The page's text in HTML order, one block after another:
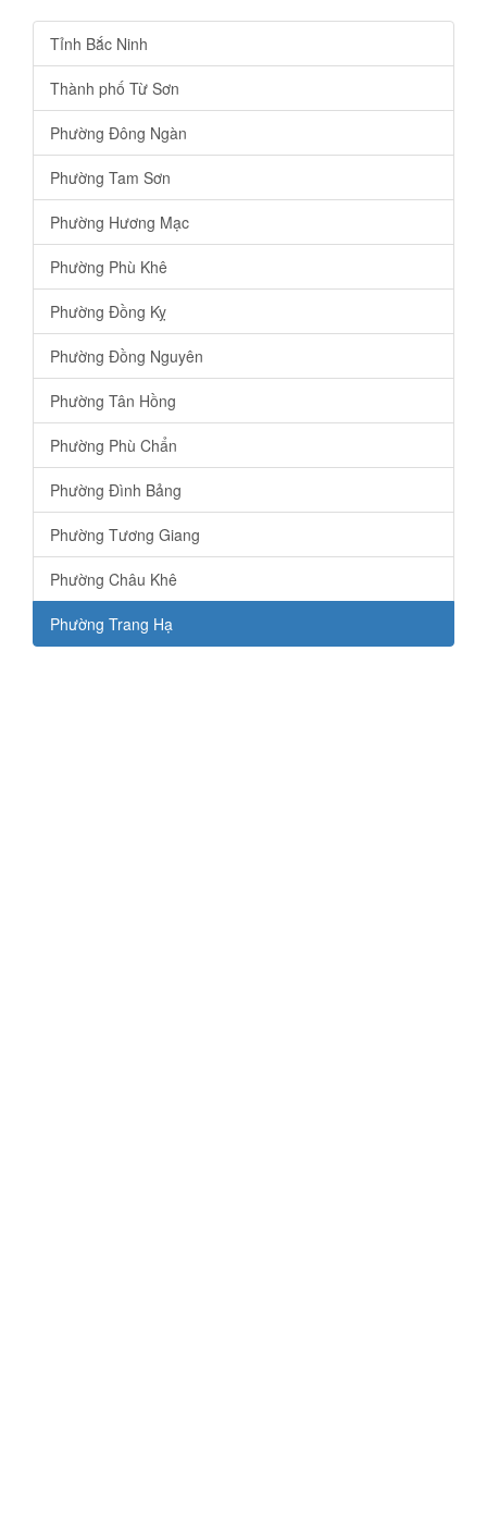
Tỉnh Bắc Ninh
Thành phố Từ Sơn
Phường Đông Ngàn
Phường Tam Sơn
Phường Hương Mạc
Phường Phù Khê
Phường Đồng Kỵ
Phường Đồng Nguyên
Phường Tân Hồng
Phường Phù Chẩn
Phường Đình Bảng
Phường Tương Giang
Phường Châu Khê
Phường Trang Hạ